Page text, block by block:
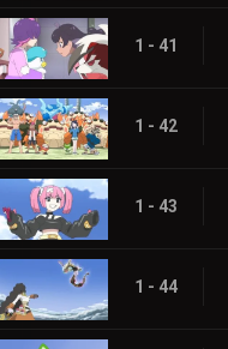
1 - 41
1 - 42
1 - 43
1 - 44